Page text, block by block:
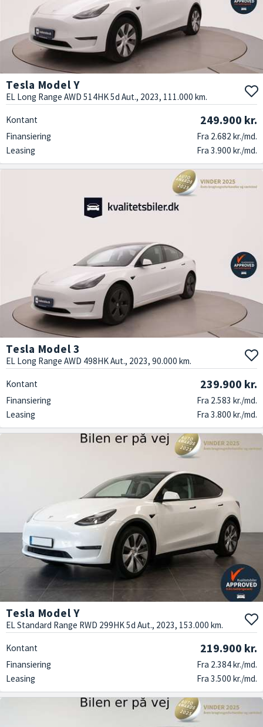
Tesla Model Y
EL Long Range AWD 514HK 5d Aut., 2023, 111.000 km.
Kontant 249.900 kr.
Finansiering
Fra 2.682 kr./md.
Leasing
Fra 3.900 kr./md.
Tesla Model 3
EL Long Range AWD 498HK Aut., 2023, 90.000 km.
Kontant 239.900 kr.
Finansiering
Fra 2.583 kr./md.
Leasing
Fra 3.800 kr./md.
Tesla Model Y
EL Standard Range RWD 299HK 5d Aut., 2023, 153.000 km.
Kontant 219.900 kr.
Finansiering
Fra 2.384 kr./md.
Leasing
Fra 3.500 kr./md.